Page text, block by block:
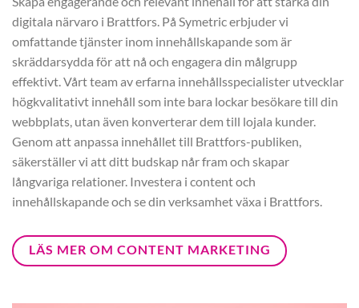
digitala närvaro i Brattfors. På Symetric erbjuder vi
omfattande tjänster inom innehållskapande som är
skräddarsydda för att nå och engagera din målgrupp
effektivt. Vårt team av erfarna innehållsspecialister utvecklar
högkvalitativt innehåll som inte bara lockar besökare till din
webbplats, utan även konverterar dem till lojala kunder.
Genom att anpassa innehållet till Brattfors-publiken,
säkerställer vi att ditt budskap når fram och skapar
långvariga relationer. Investera i content och
innehållskapande och se din verksamhet växa i Brattfors.
LÄS MER OM CONTENT MARKETING